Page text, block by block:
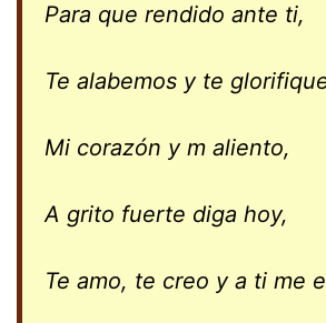
Para que rendido ante ti,
Te alabemos y te
Mi corazón y m aliento,
A grito fuerte diga hoy,
Te amo, te creo y a ti me